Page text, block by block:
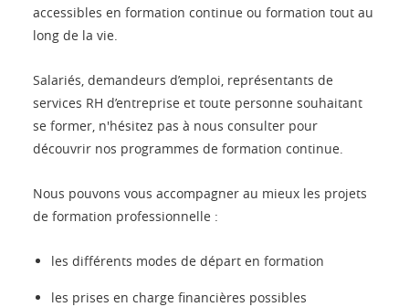
accessibles en formation continue ou formation tout au
long de la vie.
Salariés, demandeurs d’emploi, représentants de
services RH d’entreprise et toute personne souhaitant
se former, n'hésitez pas à nous consulter pour
découvrir nos programmes de formation continue.
Nous pouvons vous accompagner au mieux les projets
de formation professionnelle :
les différents modes de départ en formation
les prises en charge financières possibles